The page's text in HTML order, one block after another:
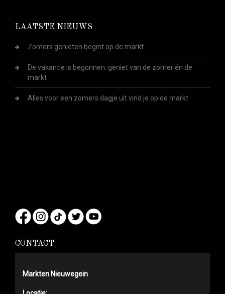
LAATSTE NIEUWS
Zomers genieten begint op de markt
De vakantie is begonnen: geniet van de zomer én de
markt
Alles voor een zomers dagje uit vind je op de markt
CONTACT
Markten Nieuwegein